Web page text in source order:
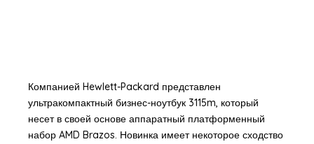
Компанией Hewlett-Packard представлен
ультракомпактный бизнес-ноутбук 3115m, который
несет в своей основе аппаратный платформенный
набор AMD Brazos. Новинка имеет некоторое сходство